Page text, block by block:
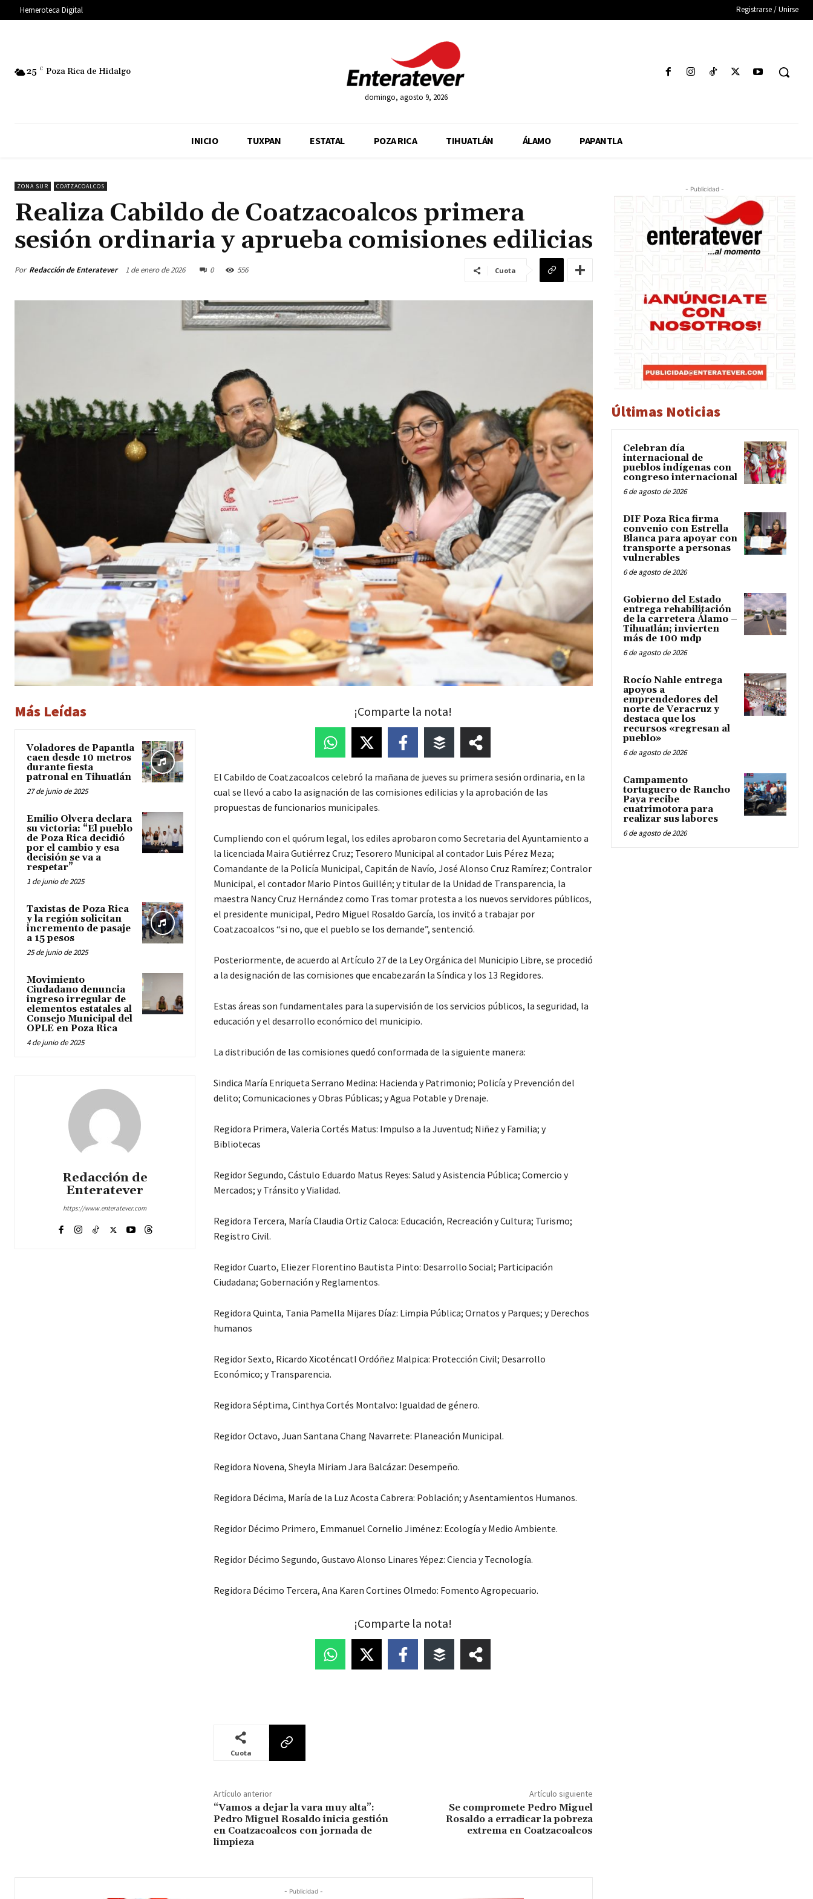
Hemeroteca Digital Registrarse / Unirse
25 C Poza Rica de Hidalgo
domingo, agosto 9, 2026
INICIO TUXPAN ESTATAL POZA RICA TIHUATLÁN ÁLAMO PAPANTLA
ZONA SUR COATZACOALCOS
Realiza Cabildo de Coatzacoalcos primera
sesión ordinaria y aprueba comisiones edilicias
Por Redacción de Enteratever 1 de enero de 2026 0 556 Cuota
Más Leídas
Voladores de Papantla
caen desde 10 metros
durante fiesta
patronal en Tihuatlán
27 de junio de 2025
Emilio Olvera declara
su victoria: “El pueblo
de Poza Rica decidió
por el cambio y esa
decisión se va a
respetar”
1 de junio de 2025
Taxistas de Poza Rica
y la región solicitan
incremento de pasaje
a 15 pesos
25 de junio de 2025
Movimiento
Ciudadano denuncia
ingreso irregular de
elementos estatales al
Consejo Municipal del
OPLE en Poza Rica
4 de junio de 2025
Redacción de
Enteratever
https://www.enteratever.com
¡Comparte la nota!
El Cabildo de Coatzacoalcos celebró la mañana de jueves su primera sesión ordinaria, en la
cual se llevó a cabo la asignación de las comisiones edilicias y la aprobación de las
propuestas de funcionarios municipales.
Cumpliendo con el quórum legal, los ediles aprobaron como Secretaria del Ayuntamiento a
la licenciada Maira Gutiérrez Cruz; Tesorero Municipal al contador Luis Pérez Meza;
Comandante de la Policía Municipal, Capitán de Navío, José Alonso Cruz Ramírez; Contralor
Municipal, el contador Mario Pintos Guillén; y titular de la Unidad de Transparencia, la
maestra Nancy Cruz Hernández como Tras tomar protesta a los nuevos servidores públicos,
el presidente municipal, Pedro Miguel Rosaldo García, los invitó a trabajar por
Coatzacoalcos “si no, que el pueblo se los demande”, sentenció.
Posteriormente, de acuerdo al Artículo 27 de la Ley Orgánica del Municipio Libre, se procedió
a la designación de las comisiones que encabezarán la Síndica y los 13 Regidores.
Estas áreas son fundamentales para la supervisión de los servicios públicos, la seguridad, la
educación y el desarrollo económico del municipio.
La distribución de las comisiones quedó conformada de la siguiente manera:
Sindica María Enriqueta Serrano Medina: Hacienda y Patrimonio; Policía y Prevención del
delito; Comunicaciones y Obras Públicas; y Agua Potable y Drenaje.
Regidora Primera, Valeria Cortés Matus: Impulso a la Juventud; Niñez y Familia; y
Bibliotecas
Regidor Segundo, Cástulo Eduardo Matus Reyes: Salud y Asistencia Pública; Comercio y
Mercados; y Tránsito y Vialidad.
Regidora Tercera, María Claudia Ortiz Caloca: Educación, Recreación y Cultura; Turismo;
Registro Civil.
Regidor Cuarto, Eliezer Florentino Bautista Pinto: Desarrollo Social; Participación
Ciudadana; Gobernación y Reglamentos.
Regidora Quinta, Tania Pamella Mijares Díaz: Limpia Pública; Ornatos y Parques; y Derechos
humanos
Regidor Sexto, Ricardo Xicoténcatl Ordóñez Malpica: Protección Civil; Desarrollo
Económico; y Transparencia.
Regidora Séptima, Cinthya Cortés Montalvo: Igualdad de género.
Regidor Octavo, Juan Santana Chang Navarrete: Planeación Municipal.
Regidora Novena, Sheyla Miriam Jara Balcázar: Desempeño.
Regidora Décima, María de la Luz Acosta Cabrera: Población; y Asentamientos Humanos.
Regidor Décimo Primero, Emmanuel Cornelio Jiménez: Ecología y Medio Ambiente.
Regidor Décimo Segundo, Gustavo Alonso Linares Yépez: Ciencia y Tecnología.
Regidora Décimo Tercera, Ana Karen Cortines Olmedo: Fomento Agropecuario.
¡Comparte la nota!
Cuota
Artículo anterior
“Vamos a dejar la vara muy alta”:
Pedro Miguel Rosaldo inicia gestión
en Coatzacoalcos con jornada de
limpieza
Artículo siguiente
Se compromete Pedro Miguel
Rosaldo a erradicar la pobreza
extrema en Coatzacoalcos
- Publicidad -
- Publicidad -
Últimas Noticias
Celebran día
internacional de
pueblos indígenas con
congreso internacional
6 de agosto de 2026
DIF Poza Rica firma
convenio con Estrella
Blanca para apoyar con
transporte a personas
vulnerables
6 de agosto de 2026
Gobierno del Estado
entrega rehabilitación
de la carretera Álamo –
Tihuatlán; invierten
más de 100 mdp
6 de agosto de 2026
Rocío Nahle entrega
apoyos a
emprendedores del
norte de Veracruz y
destaca que los
recursos «regresan al
pueblo»
6 de agosto de 2026
Campamento
tortuguero de Rancho
Paya recibe
cuatrimotora para
realizar sus labores
6 de agosto de 2026